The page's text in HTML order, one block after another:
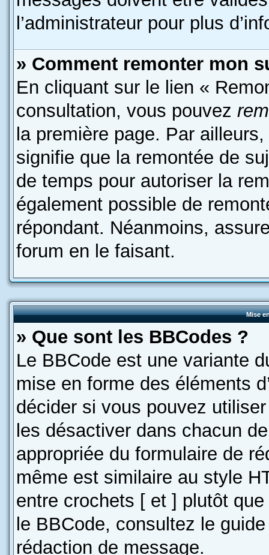
l’administrateur pour plus
» Comment remonter mon
En cliquant sur le lien «
consultation, vous pouvez
la première page. Par
signifie que la remontée de
de temps pour autoriser la
également possible de
répondant. Néanmoins,
forum en le faisant.
Mise
» Que sont les BBCodes ?
Le BBCode est une variante
mise en forme des éléments
décider si vous pouvez
les désactiver dans chacun
appropriée du formulaire de
même est similaire au style
entre crochets [ et ] plutôt
le BBCode, consultez le
rédaction de message.